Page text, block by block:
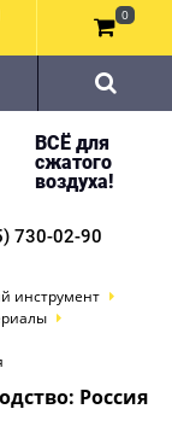
ВСЁ для
сжатого
воздуха!
730-02-90
инструмент
Россия
0